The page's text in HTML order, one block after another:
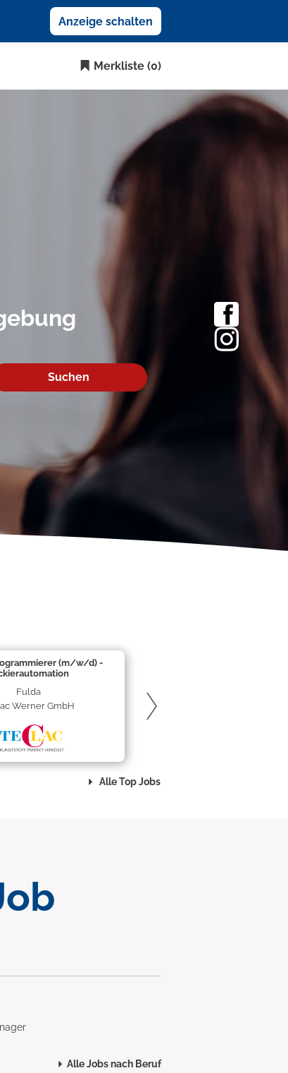
Anzeige schalten
Merkliste (0)
Suchen
Alle Top Jobs
(m/w/d) -
Fulda
Werner GmbH
Alle Jobs nach Beruf